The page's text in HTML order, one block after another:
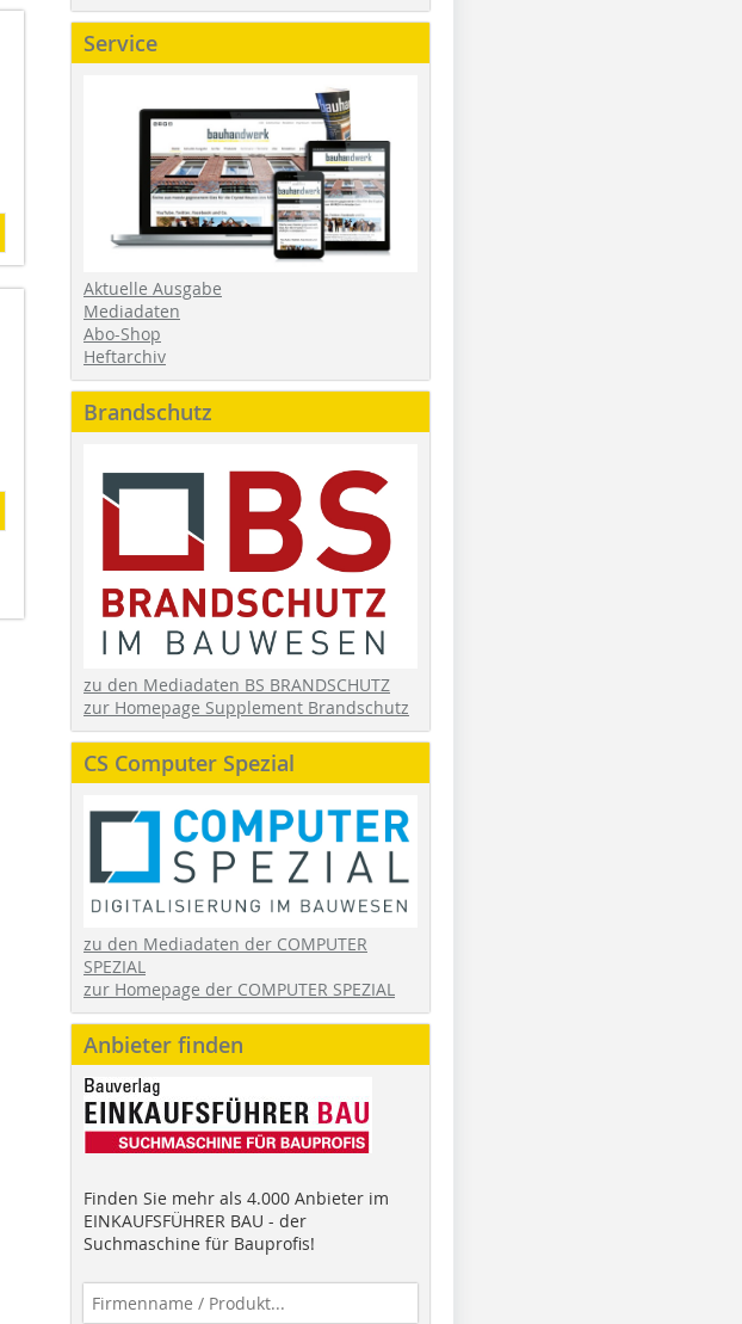
Service
Aktuelle Ausgabe
Mediadaten
Abo-Shop
Heftarchiv
Brandschutz
zu den Mediadaten BS BRANDSCHUTZ
zur Homepage Supplement Brandschutz
CS Computer Spezial
zu den Mediadaten der COMPUTER
SPEZIAL
zur Homepage der COMPUTER SPEZIAL
Anbieter finden
Finden Sie mehr als 4.000 Anbieter im
EINKAUFSFÜHRER BAU - der
Suchmaschine für Bauprofis!